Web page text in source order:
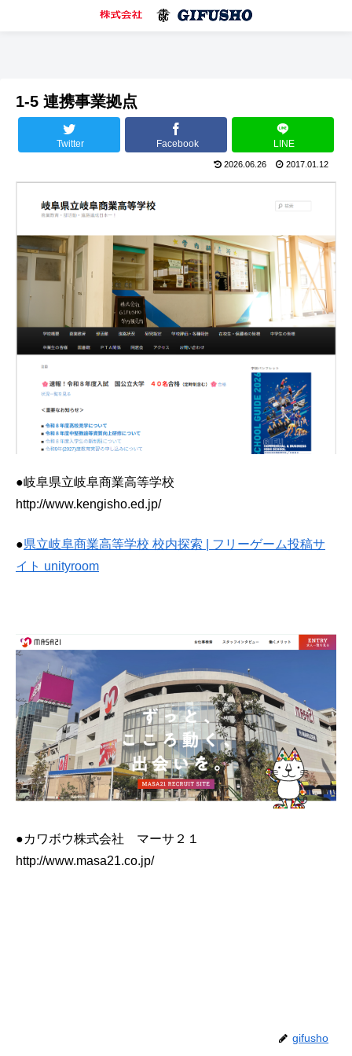
1-5 連携事業拠点
Twitter Facebook LINE
2026.06.26 2017.01.12
●岐阜県立岐阜商業高等学校
http://www.kengisho.ed.jp/
●県立岐阜商業高等学校 校内探索 | フリーゲーム投稿サ
イト unityroom
●カワボウ株式会社 マーサ２１
http://www.masa21.co.jp/
gifusho